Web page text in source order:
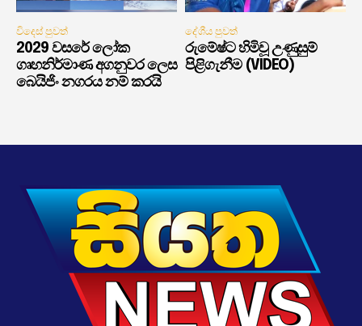
විදෙස් පුවත්
2029 වසරේ ලෝක
ගෘහනිර්මාණ අගනුවර ලෙස
බෙයිජිං නගරය නම් කරයි
දේශීය පුවත්
රුමේෂ්ට හිමිවූ උණුසුම්
පිළිගැනීම (VIDEO)